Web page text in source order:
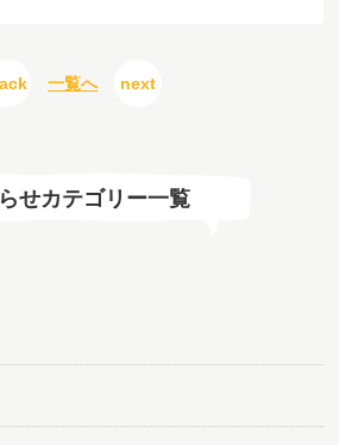
一覧へ next
せカテゴリー一覧